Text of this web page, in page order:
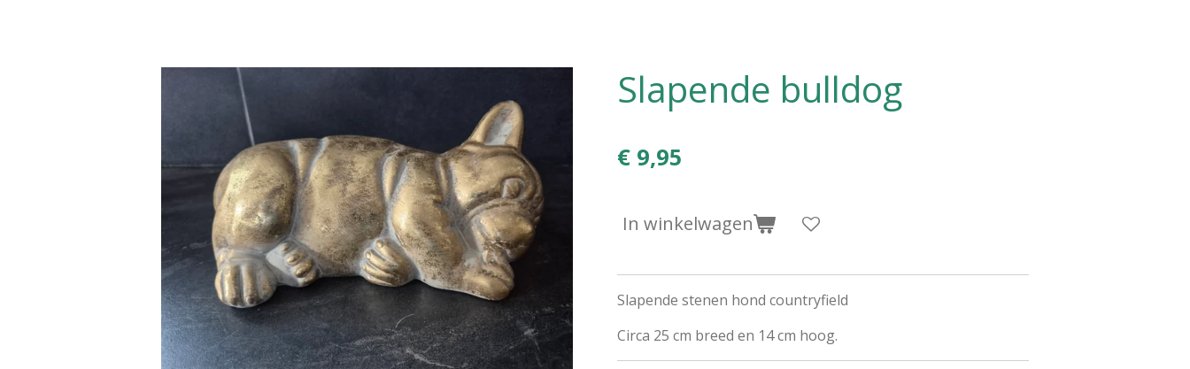
Slapende bulldog
€ 9,95
In winkelwagen
Slapende stenen hond countryfield
Circa 25 cm breed en 14 cm hoog.